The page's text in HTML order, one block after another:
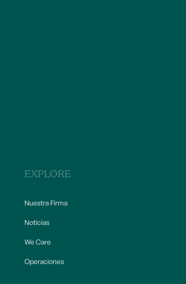
EXPLORE
Nuestra Firma
Noticias
We Care
Operaciones